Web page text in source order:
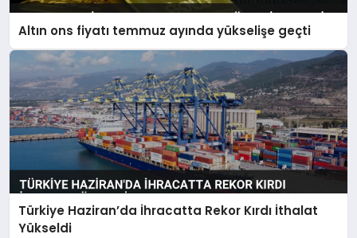
Altın ons fiyatı temmuz ayında yükselişe geçti
Türkiye Haziran’da İhracatta Rekor Kırdı İthalat
Yükseldi